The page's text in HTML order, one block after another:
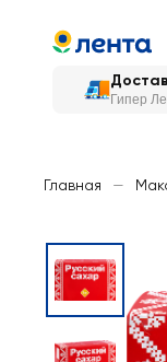
Гипер
Главная —